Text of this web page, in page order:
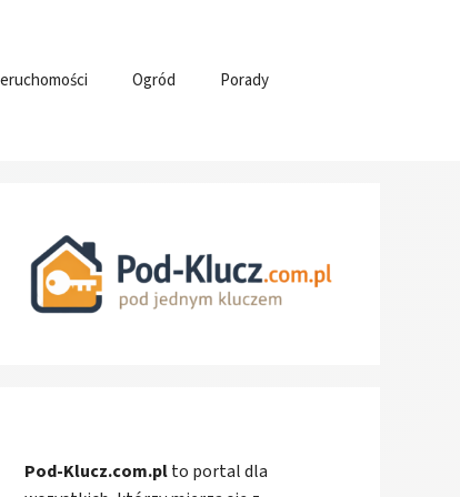
Ogród Porady
Pod-Klucz.com.plto portal dla